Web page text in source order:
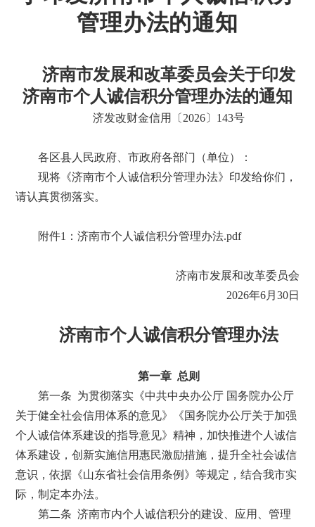
管理办法的通知
济南市发展和改革委员会关于印发
济南市个人诚信积分管理办法的通知
济发改财金信用〔2026〕143号
各区县人民政府、市政府各部门（单位）：
现将《济南市个人诚信积分管理办法》印发给你们，
请认真贯彻落实。
附件1：济南市个人诚信积分管理办法.pdf
济南市发展和改革委员会
2026年6月30日
济南市个人诚信积分管理办法
第一章 总则
第一条 为贯彻落实《中共中央办公厅 国务院办公厅
关于健全社会信用体系的意见》《国务院办公厅关于加强
个人诚信体系建设的指导意见》精神，加快推进个人诚信
体系建设，创新实施信用惠民激励措施，提升全社会诚信
意识，依据《山东省社会信用条例》等规定，结合我市实
际，制定本办法。
第二条 济南市内个人诚信积分的建设、应用、管理